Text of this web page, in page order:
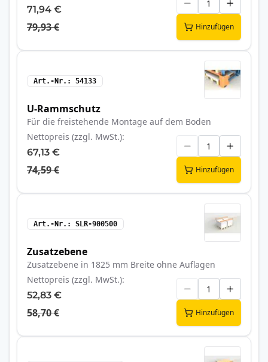
71,94 €
79,93 € Hinzufügen
Art.-Nr. 54133
U-Rammschutz
Für die freistehende Montage auf dem Boden
Nettopreis (zzgl. MwSt.)
67,13 €
74,59 € Hinzufügen
Art.-Nr. SLR-900500
Zusatzebene
Zusatzebene in 1825 mm Breite ohne Auflagen
Nettopreis (zzgl. MwSt.)
52,83 €
58,70 € Hinzufügen